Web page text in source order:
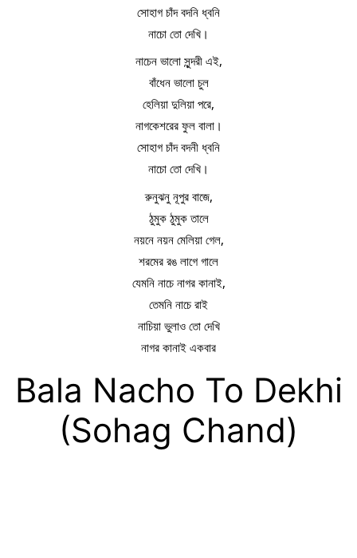
সোহাগ চাঁদ বদনি ধ্বনি
নাচো তো দেখি।
নাচেন ভালো সুন্দরী এই,
বাঁধেন ভালো চুল
হেলিয়া দুলিয়া পরে,
নাগকেশরের ফুল বালা।
সোহাগ চাঁদ বদনী ধ্বনি
নাচো তো দেখি।
রুনুঝনু নূপুর বাজে,
ঠুমুক ঠুমুক তালে
নয়নে নয়ন মেলিয়া গেল,
শরমের রঙ লাগে গালে
যেমনি নাচে নাগর কানাই,
তেমনি নাচে রাই
নাচিয়া ভুলাও তো দেখি
নাগর কানাই একবার
Bala Nacho To Dekhi
(Sohag Chand)